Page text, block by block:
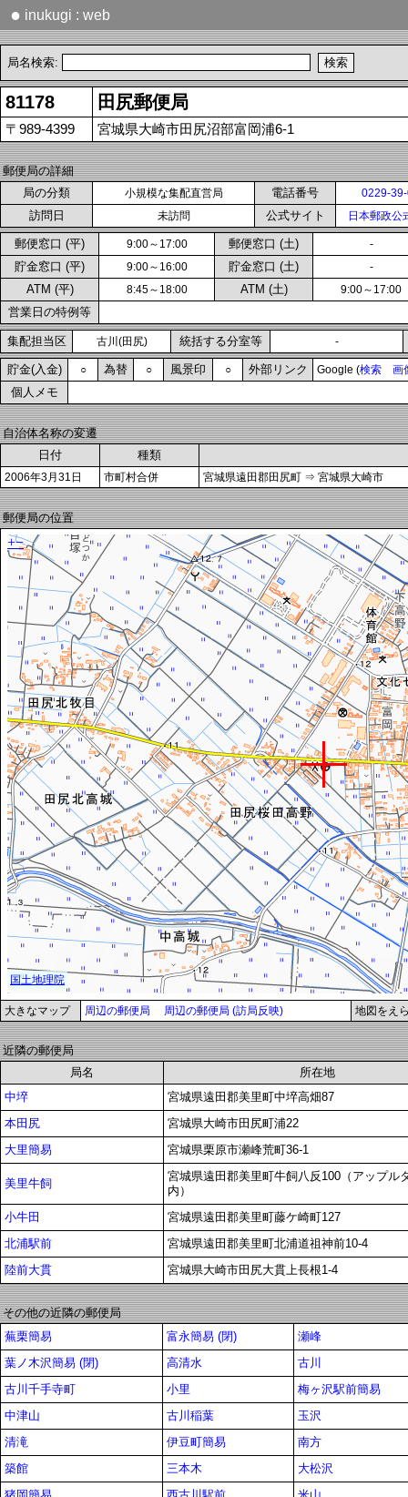
● inukugi : web
局名検索:
81178 田尻郵便局
〒989-4399 宮城県大崎市田尻沼部富岡浦6-1
郵便局の詳細
局の分類
小規模な集配直営局 電話番号 0229-
訪問日 未訪問 公式サイト 日本郵政公
郵便窓口 (平) 9:00～17:00 郵便窓口 (土) -
貯金窓口 (平) 9:00～16:00 貯金窓口 (土) -
ATM (平) 8:45～18:00 ATM (土) 9:00～17:00
営業日の特例等
集配担当区 古川(田尻) 統括する分室等 -
貯金(入金) ○ 為替 ○ 風景印 ○ 外部リンク Google (検索 画
個人メモ
自治体名称の変遷
日付
種類
2006年3月31日 市町村合併 宮城県遠田郡田尻町 ⇒ 宮城県大崎市
郵便局の位置
大きなマップ 周辺の郵便局 周辺の郵便局 (訪局反映) 地図をえ
近隣の郵便局
局名
所在地
中埣
宮城県遠田郡美里町中埣高畑87
本田尻
宮城県大崎市田尻町浦22
大里簡易
宮城県栗原市瀬峰荒町36-1
美里牛飼
宮城県遠田郡美里町牛飼八反100（アップル
内）
小牛田
宮城県遠田郡美里町藤ケ崎町127
北浦駅前
宮城県遠田郡美里町北浦道祖神前10-4
陸前大貫
宮城県大崎市田尻大貫上長根1-4
その他の近隣の郵便局
蕪栗簡易
富永簡易 (閉)
瀬峰
葉ノ木沢簡易 (閉)
高清水
古川
古川千手寺町
小里
梅ヶ沢駅前簡易
中津山
古川稲葉
玉沢
清滝
伊豆町簡易
南方
築館
三本木
大松沢